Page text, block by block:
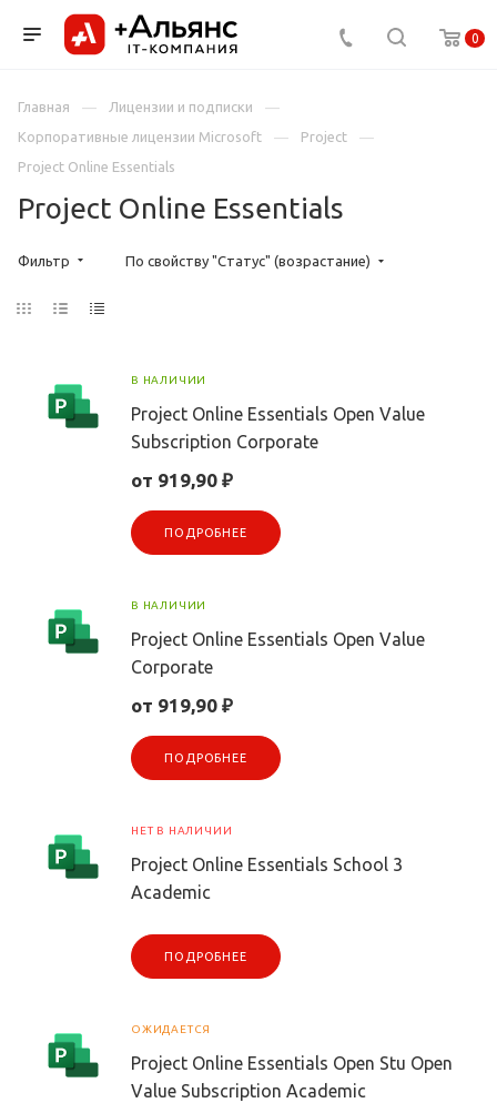
0
Главная
Лицензии и подписки
Корпоративные лицензии Microsoft
Project
Project Online Essentials
Project Online Essentials
Фильтр По свойству "Статус" (возрастание)
В НАЛИЧИИ
Project Online Essentials Open Value
Subscription Corporate
от 919,90 ₽
ПОДРОБНЕЕ
В НАЛИЧИИ
Project Online Essentials Open Value
Corporate
от 919,90 ₽
ПОДРОБНЕЕ
НЕТ В НАЛИЧИИ
Project Online Essentials School 3
Academic
ПОДРОБНЕЕ
ОЖИДАЕТСЯ
Project Online Essentials Open Stu Open
Value Subscription Academic